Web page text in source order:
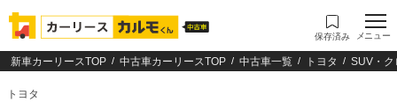
保存済み メニュー
新車カーリースTOP 中古車カーリースTOP 中古車一覧 トヨタ SUV・ク
トヨタ